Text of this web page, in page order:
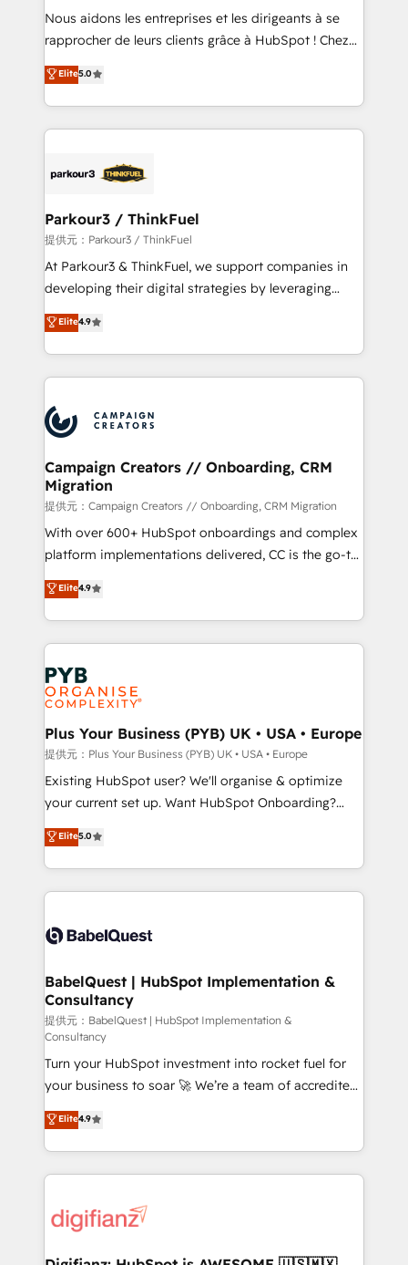
B2B sectors such as manufacturing, SaaS and
business services. We prepare a customized
impact of your digital transformation, including a
detailed financial rationale with a focus on ROI and
embark on a transformational journey that sets your
business up for long-term success. Unlock your
Nous aidons les entreprises et les dirigeants à se
rapprocher de leurs clients grâce à HubSpot ! Chez
DIGITALISIM, nous avons l'intime conviction que la
réussite des entreprises passe par l’innovation web,
le marketing digital, et la relation client ! C'est
pourquoi, nos experts sont à la fois capables de
référencement, votre stratégie digitale et le pilotage
projet HubSpot avec DIGITALISIM : 🧽 Nettoyage,
migration et intégration des bases de données. 🚀
Développement des interfaces avec vos logiciels
métiers ⚙️ Configuration de la plateforme HubSpot
Book Process & Guidelines utilisateurs 🎓
Formations des utilisateurs
Elite5.0
Parkour3 / ThinkFuel
提供元：Parkour3 / ThinkFuel
At Parkour3 & ThinkFuel, we support companies in
developing their digital strategies by leveraging
technologies and automating their marketing and
sales processes to generate growth. Our offer spans
from Strategy to Operations. We specialize in CRM
onboarding and implementation, web design, sales
extensive experience working with tech companies
and manufacturers since 2002, we are committed to
empowering our clients and developing their
autonomy. Get to grips with HubSpot through
guided implementation and seamless integration of
the CRM platform into your digital ecosystem. Would
you like support in deploying your inbound
to your needs and sales objectives. With 125+
certifications, we are part of the most certified
services are offered in both English & French.
Elite4.9
Campaign Creators // Onboarding, CRM
Migration
提供元：Campaign Creators // Onboarding, CRM Migration
With over 600+ HubSpot onboardings and complex
platform implementations delivered, CC is the go-to
Elite Solutions Partner for businesses ready to
migrate, replatform, and scale smarter. We specialize
in high-impact CRM and CMS migrations and
onboarding from platforms like Salesforce, NetSuite,
Zoho, Pardot, Marketo, Microsoft Dynamics, Wix,
WordPress and legacy CRMs, turning fragmented
systems into unified, growth-ready HubSpot
architectures that accelerate revenue operations and
performance. - Multi-object CRM migration, cleanup,
and implementation. - Pre-built and custom
integrations across your full tech stack. - Custom
- Dashboards, lifecycle campaigns, and lead
nurturing sequences. - Cross-hub setup across
scalable retainers. Let’s make HubSpot your most
powerful growth engine. Built to convert, scale, and
Elite4.9
Plus Your Business (PYB) UK • USA • Europe
提供元：Plus Your Business (PYB) UK • USA • Europe
Existing HubSpot user? We'll organise & optimize
your current set up. Want HubSpot Onboarding?
We'll customise your CRM & automate your business
processes. Welcome to our Profile! We can help
with... • CRM implementation, reports & workflows,
and team training • CRM migration: Salesforce,
Custom API integrations & ERP systems inc. SAP and
super skilled members) • 150+ Clients for Sales Hub,
Marketing Hub, Service Hub, Data Hub and Website
(CMS) • ISO/IEC 27001:2022, ISO 9001:2015 and
now... ISO 42001: 2023 certified • Exclusive AI
'GuardHub' governance framework, based on ISO
42001 - helping you 'organise complexity' 𝗥𝗲𝗮𝗱𝘆
𝗳𝗼𝗿 𝘁𝗵𝗲 𝗻𝗲𝘅𝘁 𝘀𝘁𝗲𝗽? Click the 👈 '𝗖𝗼𝗻𝘁𝗮𝗰𝘁
𝗯𝘂𝘀𝗶𝗻𝗲𝘀𝘀' button to get in touch (𝘸𝘦'𝘳𝘦 𝘴𝘶𝘱𝘦𝘳
𝘳𝘦𝘴𝘱𝘰𝘯𝘴𝘪𝘷𝘦)
Elite5.0
BabelQuest | HubSpot Implementation &
Consultancy
提供元：BabelQuest | HubSpot Implementation &
Consultancy
Turn your HubSpot investment into rocket fuel for
your business to soar 🚀 We’re a team of accredited
HubSpot experts ready to help you. We can
implement the platform into complex business
environments, optimise what you've got and make
sure you can actually use it, build your website in
for you and execute it on HubSpot. We are on the
framework, meaning we've been accredited by
Elite4.9